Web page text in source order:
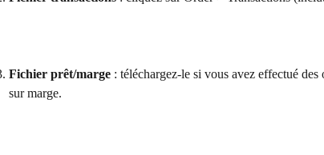
Fichier prêt/marge : téléchargez-le si vous avez effectué
sur marge.